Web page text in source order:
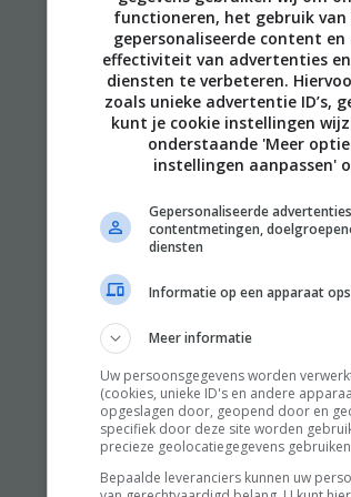
functioneren, het gebruik
gepersonaliseerde content
effectiviteit van advertenties
diensten te verbeteren.
zoals unieke advertentie ID’s,
kunt je cookie instellingen
onderstaande 'Meer
instellingen aanpassen'
Gepersonaliseerde
contentmetingen,
diensten
Informatie op een apparaat
Meer informatie
Uw persoonsgegevens worden
(cookies, unieke ID's en andere
opgeslagen door, geopend door en
specifiek door deze site worden
precieze geolocatiegegevens
Bepaalde leveranciers kunnen uw